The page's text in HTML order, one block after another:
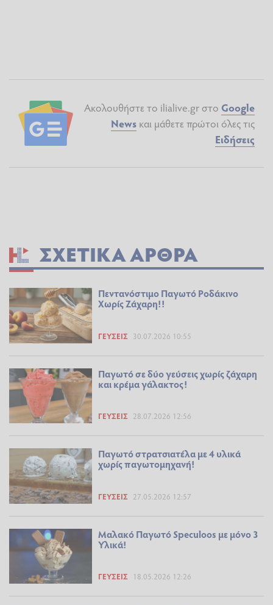
Ακολουθήστε το ilialive.gr στο Google
News και μάθετε πρώτοι όλες τις
Ειδήσεις
ΣΧΕΤΙΚΆ ΆΡΘΡΑ
Πεντανόστιμο Παγωτό Ροδάκινο
Χωρίς Ζάχαρη!!
ΓΕΎΣΕΙΣ 30.07.2026 10:55
Παγωτό σε δύο γεύσεις χωρίς ζάχαρη
και κρέμα γάλακτος!
ΓΕΎΣΕΙΣ 28.07.2026 12:56
Παγωτό στρατσιατέλα με 4 υλικά
χωρίς παγωτομηχανή!
ΓΕΎΣΕΙΣ 27.05.2026 12:57
Μαλακό Παγωτό Speculoos με μόνο 3
Υλικά!
ΓΕΎΣΕΙΣ 18.05.2026 12:26